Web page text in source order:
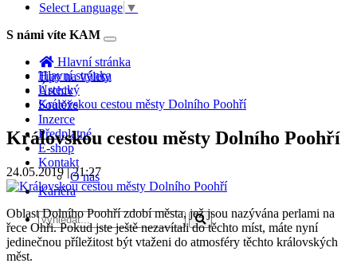
Select Language ▼
S námi víte KAM
Toggle
navigation
Hlavní stránka
Tipy na výlety
Archiv
Soutěže
Inzerce
Předplatné
E-shop
Kontakt
O nás
Kariéra
Hlavní stránka
Ústecký
Královskou cestou městy Dolního Poohří
Královskou cestou městy Dolního Poohří
24.05.2019 | 21:27
Oblast Dolního Poohří zdobí města, jež jsou nazývána perlami na
řece Ohři. Pokud jste ještě nezavítali do těchto míst, máte nyní
jedinečnou příležitost být vtaženi do atmosféry těchto královských
měst.